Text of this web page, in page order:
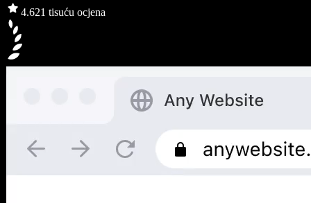
4.621 tisuću ocjena